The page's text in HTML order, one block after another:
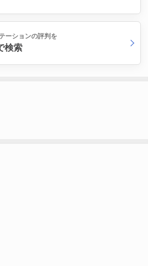
ーションの評判を
検索